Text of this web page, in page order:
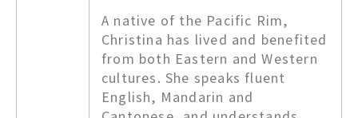
A native of the Pacific Rim,
Christina has lived and benefited
from both Eastern and Western
cultures. She speaks fluent
English, Mandarin and